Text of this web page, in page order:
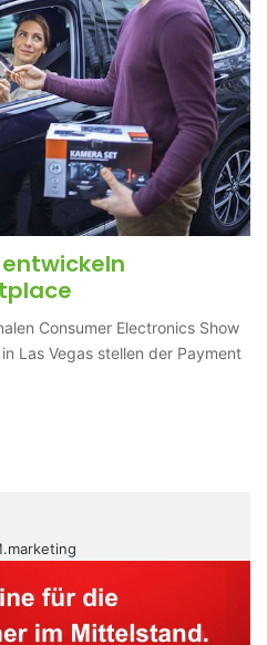
Consumer Electronics Show
Las Vegas stellen der Payment